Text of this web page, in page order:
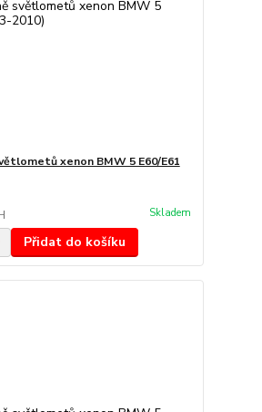
xenon BMW 5 E60/E61
Skladem
Přidat do košíku